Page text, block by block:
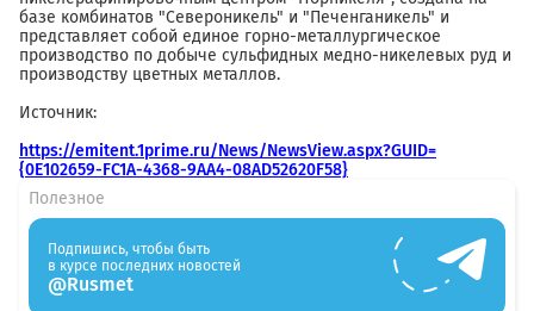
базе комбинатов "Североникель" и "Печенганикель" и
представляет собой единое горно-металлургическое
производство по добыче сульфидных медно-никелевых руд и
производству цветных металлов.
Источник:
https://emitent.1prime.ru/News/NewsView.aspx?GUID=
{0E102659-FC1A-4368-9AA4-08AD52620F58}
Полезное
Подпишись, чтобы быть
в курсе последних новостей
@Rusmet